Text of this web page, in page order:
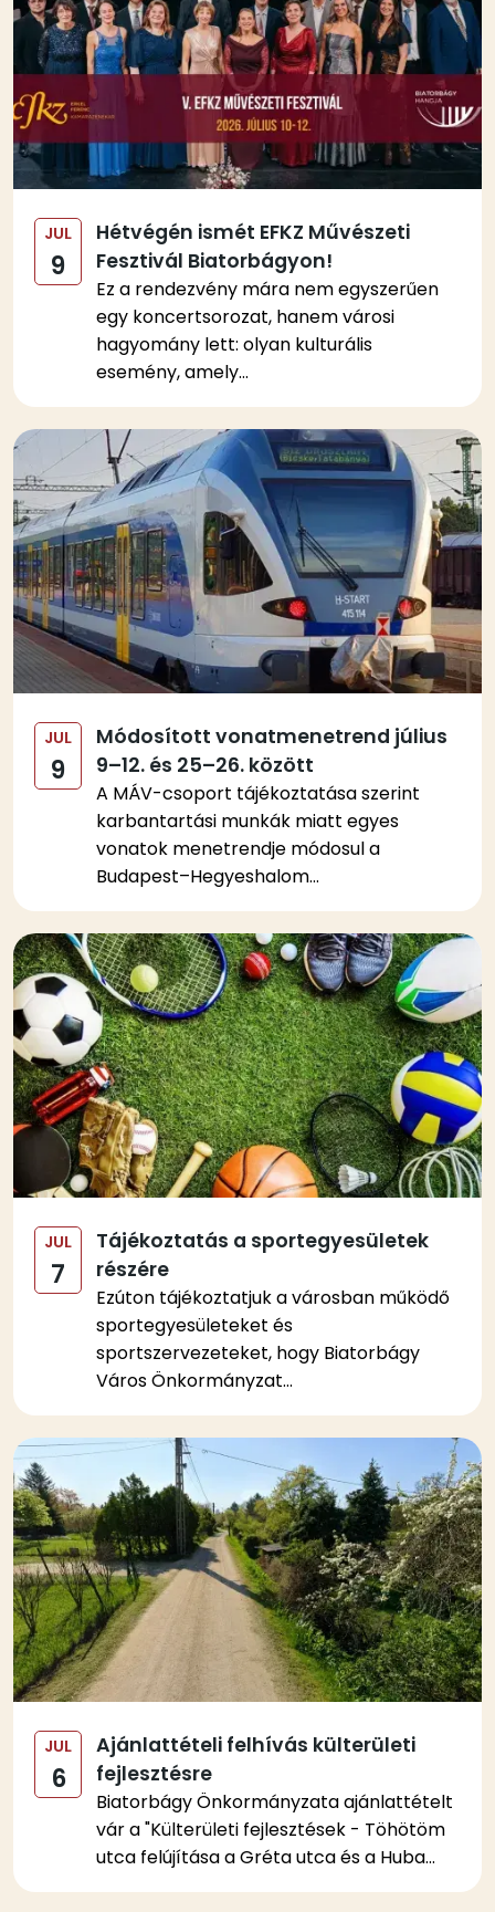
JUL
9
Hétvégén ismét EFKZ Művészeti
Fesztivál Biatorbágyon!
Ez a rendezvény mára nem egyszerűen
egy koncertsorozat, hanem városi
hagyomány lett: olyan kulturális
esemény, amely...
Kép
JUL
9
Módosított vonatmenetrend július
9–12. és 25–26. között
A MÁV-csoport tájékoztatása szerint
karbantartási munkák miatt egyes
vonatok menetrendje módosul a
Budapest–Hegyeshalom...
Kép
JUL
7
Tájékoztatás a sportegyesületek
részére
Ezúton tájékoztatjuk a városban működő
sportegyesületeket és
sportszervezeteket, hogy Biatorbágy
Város Önkormányzat...
Kép
JUL
6
Ajánlattételi felhívás külterületi
fejlesztésre
Biatorbágy Önkormányzata ajánlattételt
vár a "Külterületi fejlesztések - Töhötöm
utca felújítása a Gréta utca és a Huba...